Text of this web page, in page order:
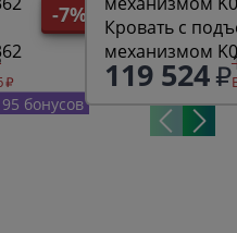
-7%
бонусов
Кровать с
механизмом
119 524